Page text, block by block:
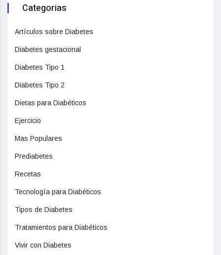
Categorias
Artículos sobre Diabetes
Diabetes gestacional
Diabetes Tipo 1
Diabetes Tipo 2
Dietas para Diabéticos
Ejercicio
Mas Populares
Prediabetes
Recetas
Tecnología para Diabéticos
Tipos de Diabetes
Tratamientos para Diabéticos
Vivir con Diabetes